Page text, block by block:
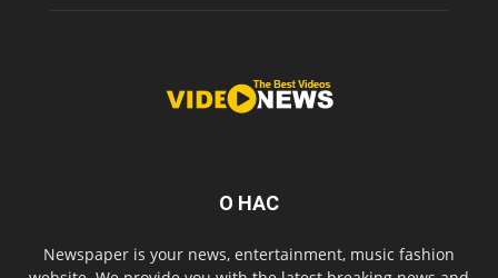
О НАС
Newspaper is your news, entertainment, music fashion